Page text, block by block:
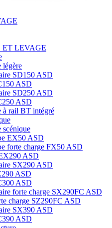
ET LEVAGE
légère
SD150 ASD
ASD
SD250 ASD
ASD
à rail BT intégré
scénique
EX50 ASD
forte charge FX50 ASD
ASD
SX290 ASD
ASD
ASD
forte charge SX290FC ASD
charge SZ290FC ASD
SX390 ASD
ASD